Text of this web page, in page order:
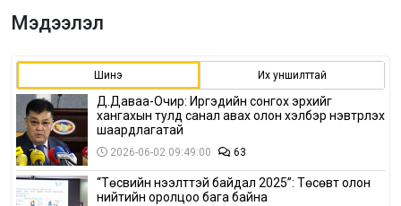
Мэдээлэл
Шинэ Их уншилттай
Д.Даваа-Очир: Иргэдийн сонгох эрхийг
хангахын тулд санал авах олон хэлбэр нэвтрүүлэх
шаардлагатай
2026-06-02 09:49:00 63
“Төсвийн нээлттэй байдал 2025”: Төсөвт олон
нийтийн оролцоо бага байна